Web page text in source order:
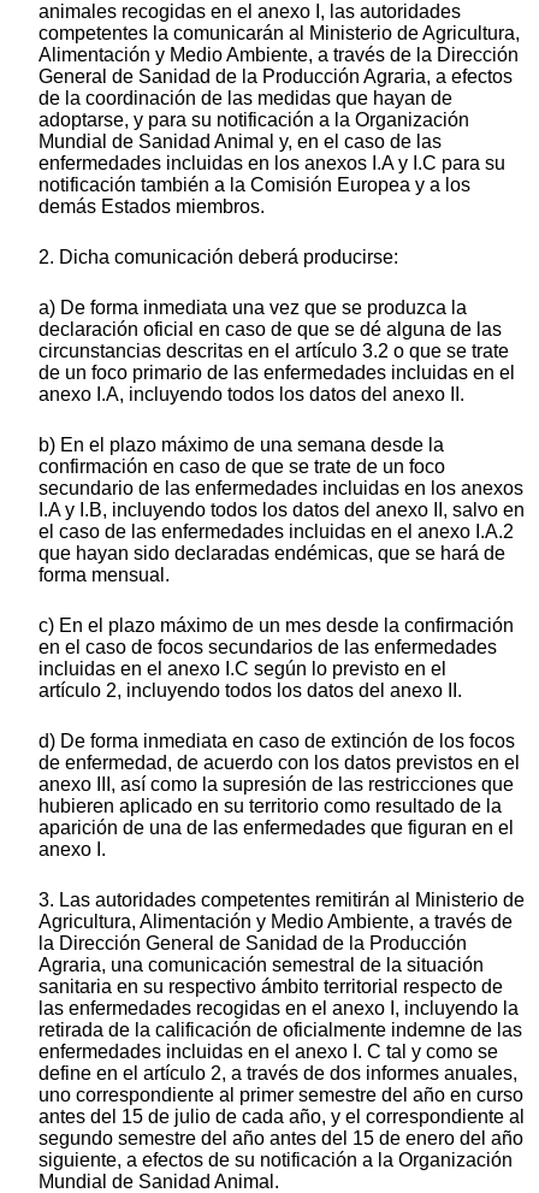
animales recogidas en el anexo I, las autoridades
competentes la comunicarán al Ministerio de Agricultura,
Alimentación y Medio Ambiente, a través de la Dirección
General de Sanidad de la Producción Agraria, a efectos
de la coordinación de las medidas que hayan de
adoptarse, y para su notificación a la Organización
Mundial de Sanidad Animal y, en el caso de las
enfermedades incluidas en los anexos I.A y I.C para su
notificación también a la Comisión Europea y a los
demás Estados miembros.
2. Dicha comunicación deberá producirse:
a) De forma inmediata una vez que se produzca la
declaración oficial en caso de que se dé alguna de las
circunstancias descritas en el artículo 3.2 o que se trate
de un foco primario de las enfermedades incluidas en el
anexo I.A, incluyendo todos los datos del anexo II.
b) En el plazo máximo de una semana desde la
confirmación en caso de que se trate de un foco
secundario de las enfermedades incluidas en los anexos
I.A y I.B, incluyendo todos los datos del anexo II, salvo en
el caso de las enfermedades incluidas en el anexo I.A.2
que hayan sido declaradas endémicas, que se hará de
forma mensual.
c) En el plazo máximo de un mes desde la confirmación
en el caso de focos secundarios de las enfermedades
incluidas en el anexo I.C según lo previsto en el
artículo 2, incluyendo todos los datos del anexo II.
d) De forma inmediata en caso de extinción de los focos
de enfermedad, de acuerdo con los datos previstos en el
anexo III, así como la supresión de las restricciones que
hubieren aplicado en su territorio como resultado de la
aparición de una de las enfermedades que figuran en el
anexo I.
3. Las autoridades competentes remitirán al Ministerio de
Agricultura, Alimentación y Medio Ambiente, a través de
la Dirección General de Sanidad de la Producción
Agraria, una comunicación semestral de la situación
sanitaria en su respectivo ámbito territorial respecto de
las enfermedades recogidas en el anexo I, incluyendo la
retirada de la calificación de oficialmente indemne de las
enfermedades incluidas en el anexo I. C tal y como se
define en el artículo 2, a través de dos informes anuales,
uno correspondiente al primer semestre del año en curso
antes del 15 de julio de cada año, y el correspondiente al
segundo semestre del año antes del 15 de enero del año
siguiente, a efectos de su notificación a la Organización
Mundial de Sanidad Animal.